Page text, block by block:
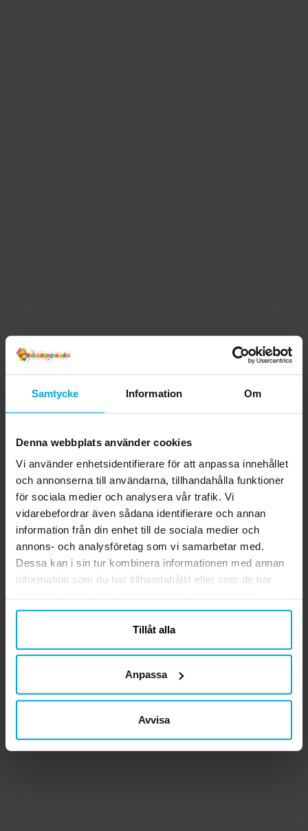
Samtycke Information Om
Denna webbplats använder cookies
Vi använder enhetsidentifierare för att anpassa innehållet
och annonserna till användarna, tillhandahålla funktioner
för sociala medier och analysera vår trafik. Vi
vidarebefordrar även sådana identifierare och annan
information från din enhet till de sociala medier och
annons- och analysföretag som vi samarbetar med.
Dessa kan i sin tur kombinera informationen med annan
information som du har tillhandahållit eller som de har
närsomhelst ändra ditt samtycke.
Tillåt alla
Anpassa
Avvisa